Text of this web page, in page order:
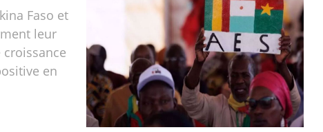
Faso et
leur
en